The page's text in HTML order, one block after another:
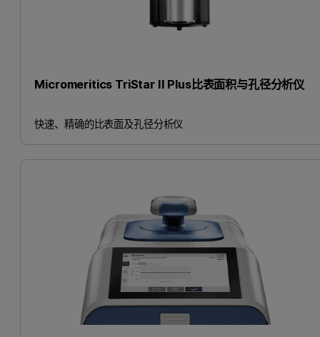
Micromeritics TriStar II Plus比表面积与孔径分析仪
快速、精确的比表面及孔径分析仪